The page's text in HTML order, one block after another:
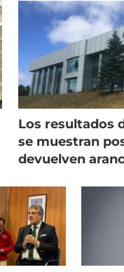
Los resultados
se muestran
devuelven